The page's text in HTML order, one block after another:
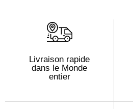
Livraison rapide
dans le Monde
entier